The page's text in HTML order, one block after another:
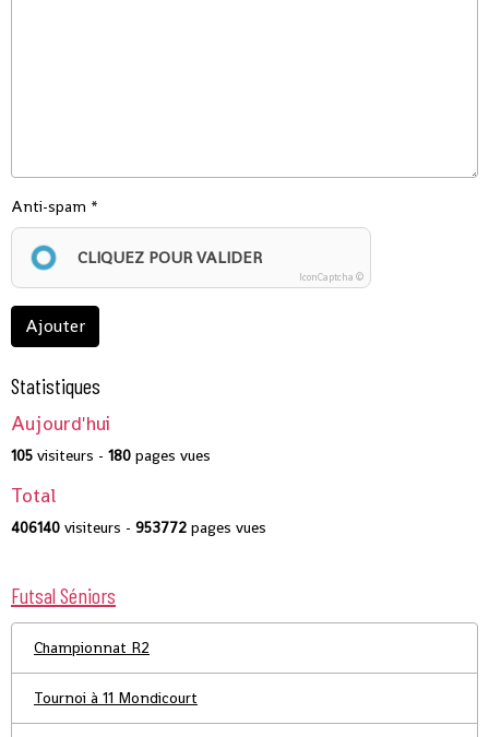
Anti-spam
CLIQUEZ POUR VALIDER
IconCaptcha ©
Ajouter
Statistiques
Aujourd'hui
105 visiteurs - 180 pages vues
Total
406140 visiteurs - 953772 pages vues
Futsal Séniors
Championnat R2
Tournoi à 11 Mondicourt